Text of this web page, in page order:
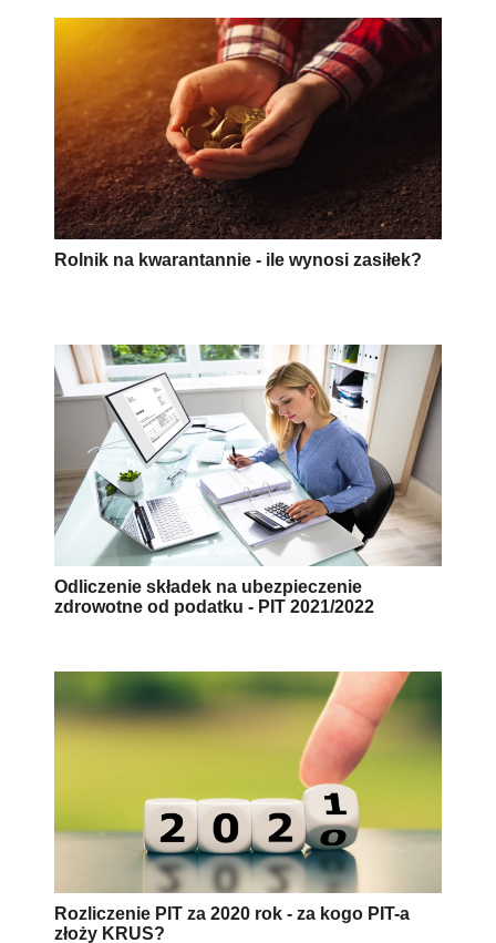
Rolnik na kwarantannie - ile wynosi zasiłek?
Odliczenie składek na ubezpieczenie
zdrowotne od podatku - PIT 2021/2022
Rozliczenie PIT za 2020 rok - za kogo PIT-a
złoży KRUS?